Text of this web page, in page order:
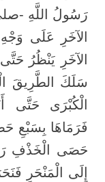
رَسُولُ اللَّهِ -
الآخَرِ عَلَى
الآخَرِ يَنْظُرُ
سَلَكَ الطَّرِيقَ
الْكُبْرَى حَتَّى
فَرَمَاهَا بِسَبْعِ
حَصَى الْخَذْفِ
إِلَى الْمَنْحَرِ